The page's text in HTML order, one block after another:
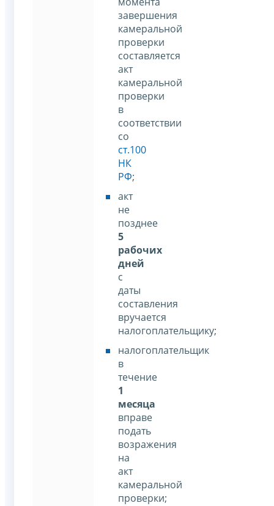
завершения
камеральной
проверки
составляется
акт
камеральной
проверки
в
соответствии
со
ст.100
НК
РФ;
акт
не
позднее
5
рабочих
дней
с
даты
составления
вручается
налогоплательщику;
налогоплательщик
в
течение
1
месяца
вправе
подать
возражения
на
акт
камеральной
проверки;